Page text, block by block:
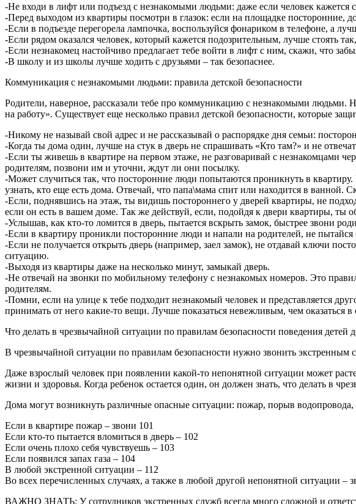
-Не входи в лифт или подъезд с незнакомыми людьми: даже если человек
-Перед выходом из квартиры посмотри в глазок: если на площадке посторонние,
-Если в подъезде перегорела лампочка, воспользуйся фонариком в телефоне, а
-Если рядом оказался человек, который кажется подозрительным, лучше стоять
-Если незнакомец настойчиво предлагает тебе войти в лифт с ним, скажи, что
-В школу и из школы лучше ходить с друзьями – так безопаснее.
Коммуникация с незнакомыми людьми: правила детской безопасности
Родители, наверное, рассказали тебе про коммуникацию с незнакомыми людьми.
на работу». Существует еще несколько правил детской безопасности, которые
-Никому не называй свой адрес и не рассказывай о распорядке дня семьи:
-Когда ты дома один, лучше на стук в дверь не спрашивать «Кто там?» и не
-Если ты живешь в квартире на первом этаже, не разговаривай с незнакомцами
родителям, позвони им и уточни, ждут ли они посылку.
-Может случиться так, что посторонние люди попытаются проникнуть в
узнать, кто еще есть дома. Отвечай, что папа\мама спит или находится в
-Если, поднявшись на этаж, ты видишь постороннего у дверей квартиры, не
если он есть в вашем доме. Так же действуй, если, подойдя к двери квартиры, ты
-Услышав, как кто-то ломится в дверь, пытается вскрыть замок, быстрее звони
-Если в квартиру проникли посторонние люди и напали на родителей, не
-Если не получается открыть дверь (например, заел замок), не отдавай ключи
ситуацию.
-Выходя из квартиры даже на несколько минут, замыкай дверь.
-Не отвечай на звонки по мобильному телефону с незнакомых номеров. Это
родителям.
-Помни, если на улице к тебе подходит незнакомый человек и представляется
принимать от него какие-то вещи. Лучше показаться невежливым, чем оказаться в
Что делать в чрезвычайной ситуации по правилам безопасности поведения детей
В чрезвычайной ситуации по правилам безопасности нужно звонить экстренным
Даже взрослый человек при появлении какой-то непонятной ситуации может
жизни и здоровья. Когда ребенок остается один, он должен знать, что делать в
Дома могут возникнуть различные опасные ситуации: пожар, порыв
Если в квартире пожар – звони 101
Если кто-то пытается вломиться в дверь – 102
Если очень плохо себя чувствуешь – 103
Если появился запах газа – 104
В любой экстренной ситуации – 112
Во всех перечисленных случаях, а также в любой другой непонятной ситуации
ВАЖНО ЗНАТЬ: У сотрудников экстренных служб всегда много сложной и